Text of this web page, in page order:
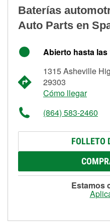
Baterías
Auto Parts en
Abierto hasta las
1315 Asheville
29303
Cómo llegar
(864) 583-2460
FOLLETO
Estamos